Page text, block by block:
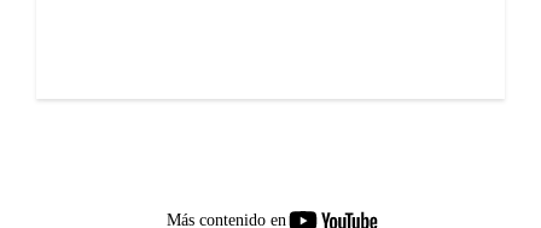
Más contenido en
youtube-